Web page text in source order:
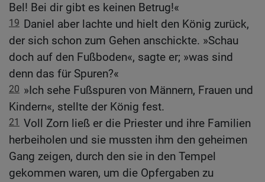
Bel! Bei dir gibt es keinen Betrug!«
19 Daniel aber lachte und hielt den König zurück,
der sich schon zum Gehen anschickte. »Schau
doch auf den Fußboden«, sagte er; »was sind
denn das für Spuren?«
20 »Ich sehe Fußspuren von Männern, Frauen und
Kindern«, stellte der König fest.
21 Voll Zorn ließ er die Priester und ihre Familien
herbeiholen und sie mussten ihm den geheimen
Gang zeigen, durch den sie in den Tempel
gekommen waren, um die Opfergaben zu